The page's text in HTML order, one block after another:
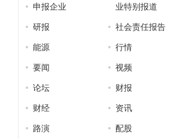
申报企业
业特别报道
研报 社会责任报告
能源 行情
要闻 视频
论坛 财报
财经 资讯
路演
配股